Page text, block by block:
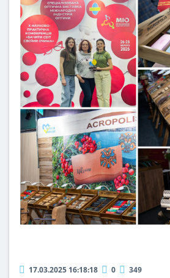
17.03.2025 16:18:18 0 349